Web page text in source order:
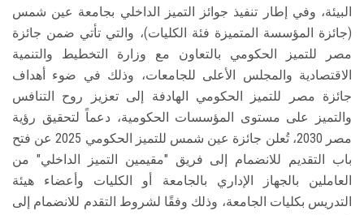
البيئة، وفي إطار تنفيذ جوائز التميز الداخلي بجامعة عين شمس
(جائزة المؤسسة المتميزة فئة الكليات)، والتي تأتي ضمن جائزة
مصر للتميز الحكومي بالتعاون مع وزارة التخطيط والتنمية
الاقتصادية والمجلس الأعلى للجامعات، وذلك في ضوء أهداف
جائزة مصر للتميز الحكومي الهادفة إلى تعزيز روح التنافس
والتميز على مستوى المؤسسات الحكومية، دعماً لتحقيق رؤية
مصر 2030، تُعلن جائزة عين شمس للتميز الحكومي 2025 عن فتح
باب التقديم للانضمام إلى فريق "مقيمين التميز الداخلي" من
العاملين بالجهاز الإداري بالجامعة أو الكليات وأعضاء هيئة
التدريس بكليات الجامعة، وذلك وفقًا لشروط التقدم للانضمام إلى